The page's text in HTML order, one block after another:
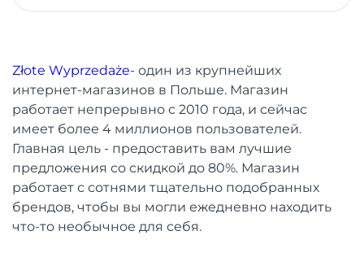
Złote Wyprzedaże- один из крупнейших
интернет-магазинов в Польше. Магазин
работает непрерывно с 2010 года, и сейчас
имеет более 4 миллионов пользователей.
Главная цель - предоставить вам лучшие
предложения со скидкой до 80%. Магазин
работает с сотнями тщательно подобранных
брендов, чтобы вы могли ежедневно находить
что-то необычное для себя.